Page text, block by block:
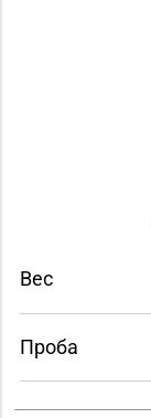
Вес
Проба